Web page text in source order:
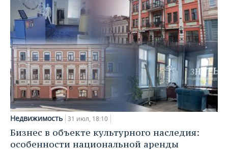
Недвижимость 31 июл, 18:10
Бизнес в объекте культурного наследия:
особенности национальной аренды